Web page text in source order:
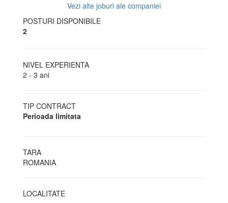
Vezi alte joburi ale companiei
POSTURI DISPONIBILE
2
NIVEL EXPERIENTA
2 - 3 ani
TIP CONTRACT
Perioada limitata
TARA
ROMANIA
LOCALITATE